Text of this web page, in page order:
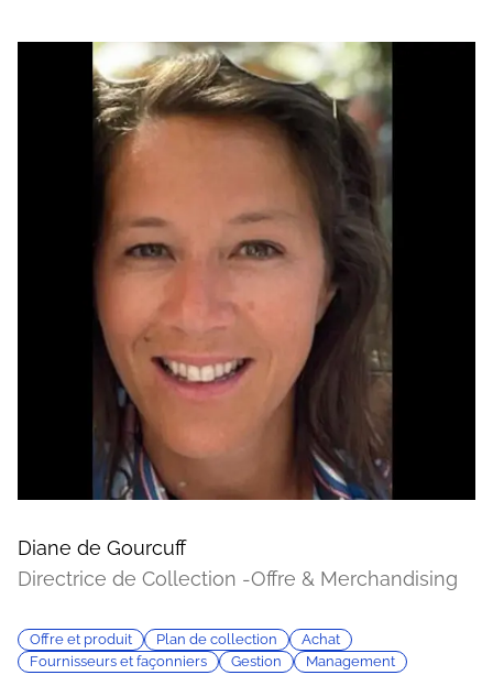
Diane de Gourcuff
Directrice de Collection -Offre & Merchandising
Offre et produit Plan de collection
Achat
Fournisseurs et façonniers
Gestion Management